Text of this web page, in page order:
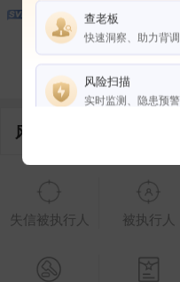
50
控制企业
风险信息
失信被执行人 被执行人
查老板
快速洞察、助力背调
风险扫描
实时监测、隐患预警
权益说明
企业全部电话